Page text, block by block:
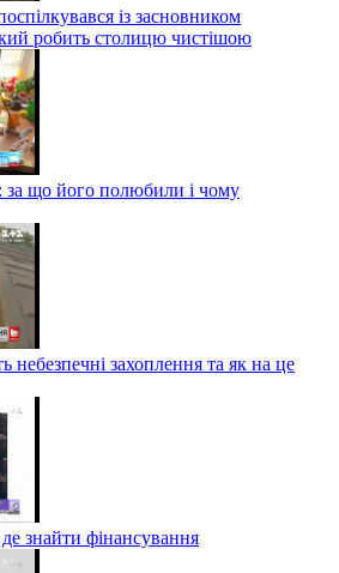
із засновником
робить столицю чистішою
за що його полюбили і чому
небезпечні захоплення та як на це
знайти фінансування